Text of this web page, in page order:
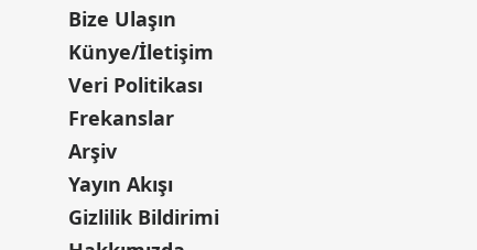
Bize Ulaşın
Künye/İletişim
Veri Politikası
Frekanslar
Arşiv
Yayın Akışı
Gizlilik Bildirimi